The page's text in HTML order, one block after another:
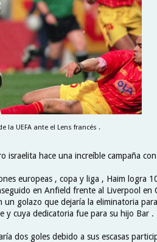
la UEFA ante el Lens francés .
israelita hace una increíble campaña
europeas , copa y liga , Haim logra
en Anfield frente al Liverpool en
golazo que dejaría la eliminatoria
y cuya dedicatoria fue para su hijo Bar .
dos goles debido a sus escasas